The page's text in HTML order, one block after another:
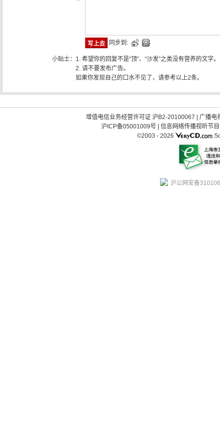
同步到:
小贴士： 1. 希望你的回复不是“顶”、“沙发”之类没有营养的文字。
2. 请不要发布广告。
如果你发现自己的口水不见了，请参考以上2条。
增值电信业务经营许可证 沪B2-20100067 | 广播电
沪ICP备05001009号| 信息网络传播视听节
©2003 - 2026
沪公网安备